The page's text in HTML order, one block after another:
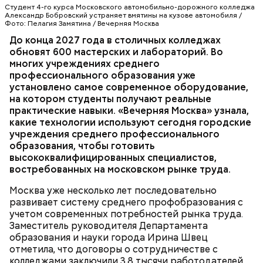
Студент 4-го курса Московского автомобильно-дорожного колледжа
Александр Бобровский устраняет вмятины на кузове автомобиля /
Фото: Пелагия Замятина / Вечерняя Москва
До конца 2027 года в столичных колледжах
обновят 600 мастерских и лабораторий. Во
многих учреждениях среднего
профессионального образования уже
установлено самое современное оборудование,
на котором студенты получают реальные
практические навыки. «Вечерняя Москва» узнала,
какие технологии используют сегодня городские
учреждения среднего профессионального
образования, чтобы готовить
высококвалифицированных специалистов,
востребованных на московском рынке труда.
Москва уже несколько лет последовательно
развивает систему среднего профобразования с
учетом современных потребностей рынка труда.
Заместитель руководителя Департамента
образования и науки города Ирина Швец
отметила, что договоры о сотрудничестве с
— С учетом их запросов обновлены все
образовательные программы, а практика теперь
занимает не менее 70 процентов учебного
времени, — рассказала она. — Чтобы повысить
качество обучения, мы переоснастили полторы
тысячи мастерских и лабораторий. Ирина Швец
сообщила, что к 2031 году планируется полностью
обновить инфраструктуру городских колледжей, в
том числе — построить семь новых, где будут
обучаться более 60 тысяч студентов.
ОБРАЗОВАНИЕ МОСКВА КОЛЛЕДЖИ
— Увидев, как здесь все устроено, послушав
рассказы режиссеров, актеров, я по-другому стала
смотреть на кинематограф. Думаю, что мне было
Мария добавила, что здесь она увидела:
киношники работают многозадачно, что отлично
подошло бы ей по складу ума и характера.